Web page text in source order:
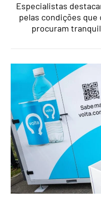
Especialistas
pelas condições
procuram